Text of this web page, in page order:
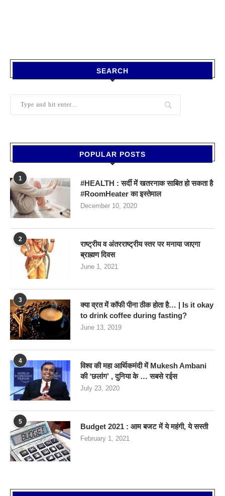
SEARCH
POPULAR POSTS
1
#HEALTH : सर्दी में खतरनाक साबित हो सकता है
#RoomHeater का इस्तेमाल
December 10, 2020
2
राष्ट्रीय व अंतरराष्ट्रीय स्तर पर मनाया जाएगा
ब्राह्मण दिवस
June 1, 2021
3
क्या व्रत में कॉफी पीना ठीक होता है… | Is it okay
to drink coffee during fasting?
June 13, 2019
4
विश्व की महा आर्थिकमंदी में Mukesh Ambani
की ‘छलांग’ , दुनिया के … सबसे रईस
July 23, 2020
5
Budget 2021 : आम बजट में ये महंगी, ये सस्‍ती
February 1, 2021